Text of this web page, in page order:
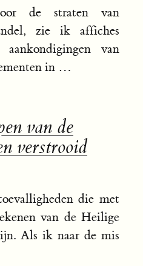
de straten van
zie ik affiches
van
in …
van de
verstrooid
die met
van de Heilige
Als ik naar de mis